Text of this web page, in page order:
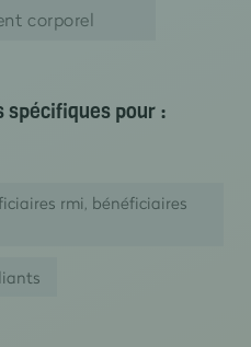
corporel
spécifiques pour :
rmi, bénéficiaires